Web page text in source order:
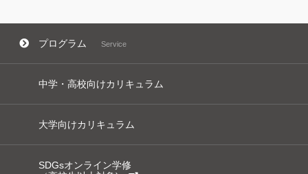
プログラム Service
中学・高校向けカリキュラム
大学向けカリキュラム
SDGsオンライン学修